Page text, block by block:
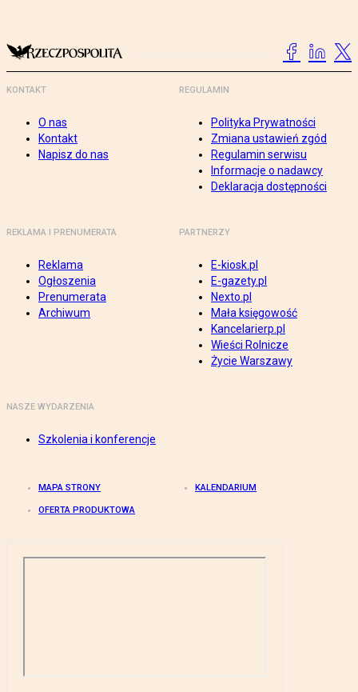
KONTAKT
O nas
Kontakt
Napisz do nas
REGULAMIN
Polityka Prywatności
Zmiana ustawień zgód
Regulamin serwisu
Informacje o nadawcy
Deklaracja dostępności
REKLAMA I PRENUMERATA
Reklama
Ogłoszenia
Prenumerata
Archiwum
PARTNERZY
E-kiosk.pl
E-gazety.pl
Nexto.pl
Mała księgowość
Kancelarierp.pl
Wieści Rolnicze
Życie Warszawy
NASZE WYDARZENIA
Szkolenia i konferencje
MAPA STRONY KALENDARIUM
OFERTA PRODUKTOWA